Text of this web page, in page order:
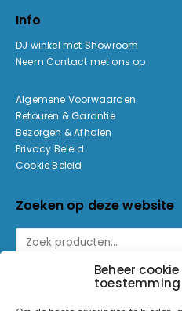
Beheer cookie
toestemming
Info
DJ winkel met Showroom
Neem Contact met ons op
Algemene Voorwaarden
Retouren & Garantie
Bezorgen & Afhalen
Privacy Beleid
Cookie Beleid
Zoeken op deze website